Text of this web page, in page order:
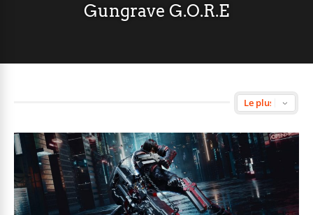
Gungrave G.O.R.E